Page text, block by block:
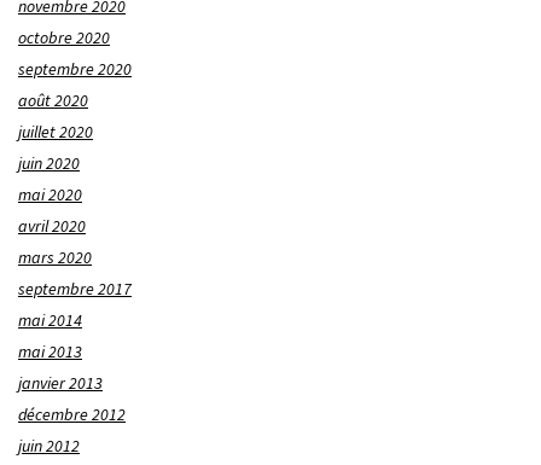
novembre 2020
octobre 2020
septembre 2020
août 2020
juillet 2020
juin 2020
mai 2020
avril 2020
mars 2020
septembre 2017
mai 2014
mai 2013
janvier 2013
décembre 2012
juin 2012